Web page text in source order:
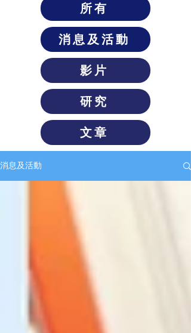
所有
消息及活動
影片
研究
文章
消息及活動